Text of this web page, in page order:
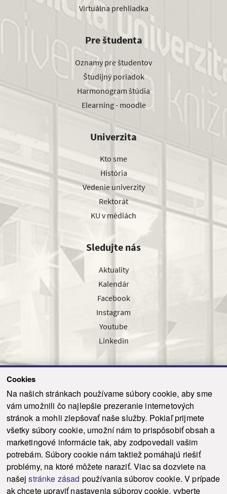
Cookies
Na našich stránkach používame súbory cookie, aby sme
vám umožnili čo najlepšie prezeranie internetových
stránok a mohli zlepšovať naše služby. Pokiaľ prijmete
všetky súbory cookie, umožní nám to prispôsobiť obsah a
marketingové informácie tak, aby zodpovedali vašim
potrebám. Súbory cookie nám taktiež pomáhajú riešiť
problémy, na ktoré môžete naraziť. Viac sa dozviete na
našejstránke zásad používania súborov cookie. V prípade
ak chcete upraviť nastavenia súborov cookie, vyberte
Virtuálna prehliadka
Pre študenta
Oznamy pre študentov
Študijný poriadok
Harmonogram štúdia
Elearning - moodle
Univerzita
Kto sme
História
Vedenie univerzity
Rektorát
KU v médiách
Sledujte nás
Aktuality
Kalendár
Facebook
Instagram
Youtube
Linkedin
Odoslať
© 2021-2026 ku.sk. Všetky práva vyhradené. | Ochrana osobných údajov